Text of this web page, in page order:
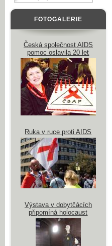
FOTOGALERIE
Česká společnost AIDS
pomoc oslavila 20 let
Ruka v ruce proti AIDS
Výstava v dobytčácích
připomíná holocaust